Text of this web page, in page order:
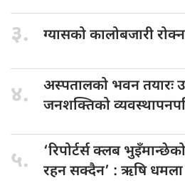
३. ग्यासको कालोबजारी
४. अस्पतालको भवनतयारः
जनशक्तिको
५. ‘रिपोर्टर्स क्लब
रहन सक्दैन’ : ऋषि धमला